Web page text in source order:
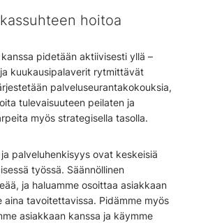
hoitoa
pidetään aktiivisesti yllä –
kuukausipalaverit rytmittävät
palveluseurantakokouksia,
tulevaisuuteen peilaten ja
myös strategisella tasolla.
palveluhenkisyys ovat keskeisiä
työssä. Säännöllinen
ja haluamme osoittaa asiakkaan
aina tavoitettavissa. Pidämme myös
asiakkaan kanssa ja käymme